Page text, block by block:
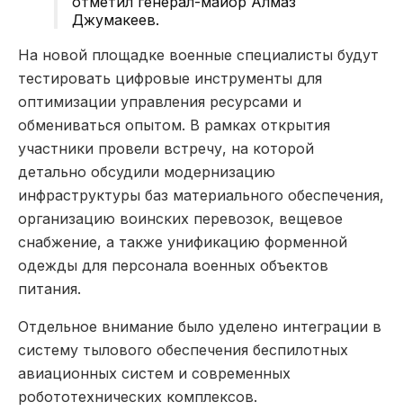
Джумакеев.
На новой площадке военные специалисты будут
тестировать цифровые инструменты для
оптимизации управления ресурсами и
обмениваться опытом. В рамках открытия
участники провели встречу, на которой
детально обсудили модернизацию
инфраструктуры баз материального обеспечения,
организацию воинских перевозок, вещевое
снабжение, а также унификацию форменной
одежды для персонала военных объектов
питания.
Отдельное внимание было уделено интеграции в
систему тылового обеспечения беспилотных
авиационных систем и современных
робототехнических комплексов.